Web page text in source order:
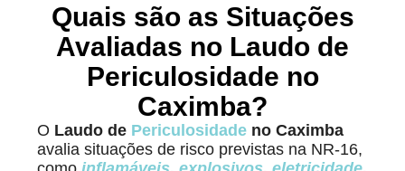
Quais são as Situações
Avaliadas no Laudo de
Periculosidade no
Caximba?
O Laudo de Periculosidade no Caximba
avalia situações de risco previstas na NR-16,